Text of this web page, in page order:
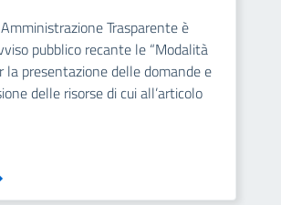
Trasparente è
pubblico recante le “Modalità
la presentazione delle domande e
delle risorse di cui all’articolo